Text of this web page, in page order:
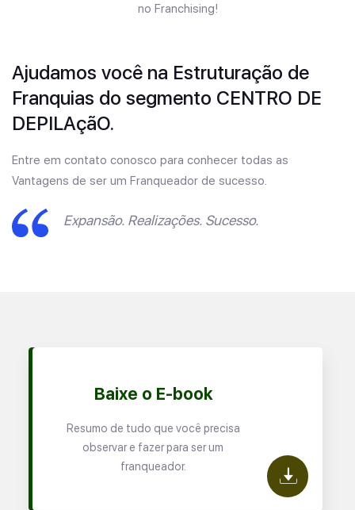
no Franchising!
Ajudamos você na Estruturação de
Franquias do segmento CENTRO DE
DEPILAçãO.
Entre em contato conosco para conhecer todas as
Vantagens de ser um Franqueador de sucesso.
Expansão. Realizações. Sucesso.
Baixe o E-book
Resumo de tudo que você precisa
observar e fazer para ser um
franqueador.